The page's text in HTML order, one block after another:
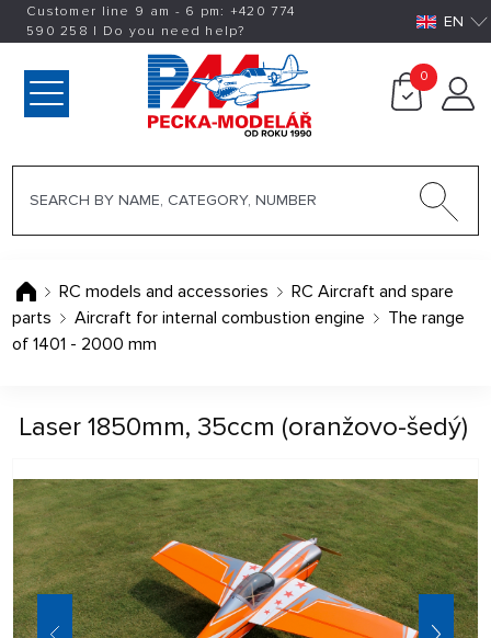
Customer line 9 am - 6 pm: +420774
590 258 | Do you need help? EN
0
RC models and accessories
RC Aircraft and spare
parts
Aircraft for internal combustion engine
The range
of 1401 - 2000 mm
Laser 1850mm, 35ccm (oranžovo-šedý)